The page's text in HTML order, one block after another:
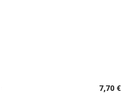
7,70 €